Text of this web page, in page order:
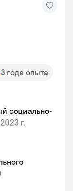
3 года опыта
социально-
2023 г.